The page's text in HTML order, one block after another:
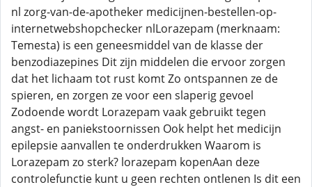
nl zorg-van-de-apotheker medicijnen-bestellen-op-
internetwebshopchecker nlLorazepam (merknaam:
Temesta) is een geneesmiddel van de klasse der
benzodiazepines Dit zijn middelen die ervoor zorgen
dat het lichaam tot rust komt Zo ontspannen ze de
spieren, en zorgen ze voor een slaperig gevoel
Zodoende wordt Lorazepam vaak gebruikt tegen
angst- en paniekstoornissen Ook helpt het medicijn
epilepsie aanvallen te onderdrukken Waarom is
Lorazepam zo sterk? lorazepam kopenAan deze
controlefunctie kunt u geen rechten ontlenen Is dit een